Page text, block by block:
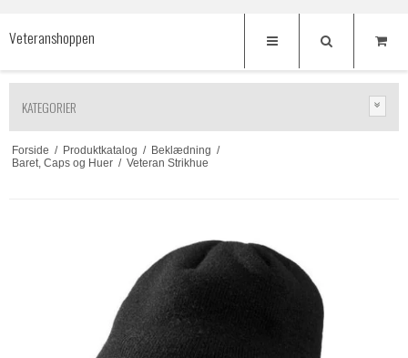
Veteranshoppen
KATEGORIER
Forside / Produktkatalog / Beklædning /
Baret, Caps og Huer / Veteran Strikhue